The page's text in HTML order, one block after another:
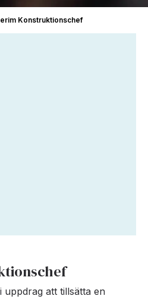
Konstruktionschef
att tillsätta en